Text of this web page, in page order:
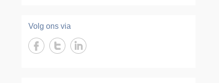
Volg ons via